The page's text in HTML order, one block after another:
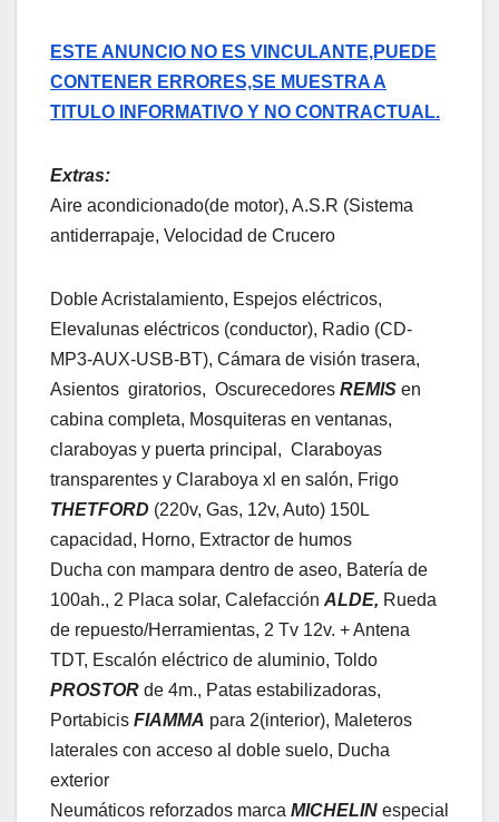
ESTE ANUNCIO NO ES VINCULANTE,PUEDE
CONTENER ERRORES,SE MUESTRA A
TITULO INFORMATIVO Y NO CONTRACTUAL.
Extras:
Aire acondicionado(de motor), A.S.R (Sistema
antiderrapaje, Velocidad de Crucero
Doble Acristalamiento, Espejos eléctricos,
Elevalunas eléctricos (conductor), Radio (CD-
MP3-AUX-USB-BT), Cámara de visión trasera,
Asientos giratorios, Oscurecedores REMIS en
cabina completa, Mosquiteras en ventanas,
claraboyas y puerta principal, Claraboyas
transparentes y Claraboya xl en salón, Frigo
THETFORD (220v, Gas, 12v, Auto) 150L
capacidad, Horno, Extractor de humos
Ducha con mampara dentro de aseo, Batería de
100ah., 2 Placa solar, Calefacción ALDE, Rueda
de repuesto/Herramientas, 2 Tv 12v. + Antena
TDT, Escalón eléctrico de aluminio, Toldo
PROSTOR de 4m., Patas estabilizadoras,
Portabicis FIAMMA para 2(interior), Maleteros
laterales con acceso al doble suelo, Ducha
exterior
Neumáticos reforzados marca MICHELIN especial